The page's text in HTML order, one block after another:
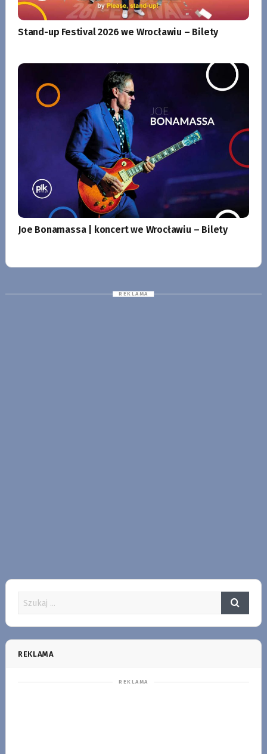
Stand-up Festival 2026 we Wrocławiu – Bilety
Joe Bonamassa | koncert we Wrocławiu – Bilety
REKLAMA